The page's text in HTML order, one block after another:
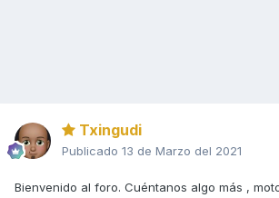
Txingudi
Publicado 13 de Marzo del 2021
Bienvenido al foro. Cuéntanos algo más ,